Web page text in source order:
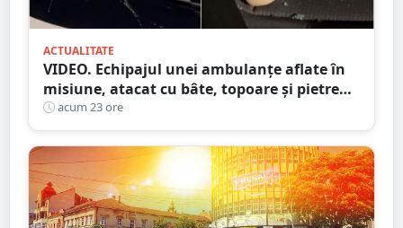
ACTUALITATE
VIDEO. Echipajul unei ambulanțe aflate în
misiune, atacat cu bâte, topoare și pietre
într-un județ din țară. Totul din cauza
zvonurilor de pe Tik Tok
acum 23 ore